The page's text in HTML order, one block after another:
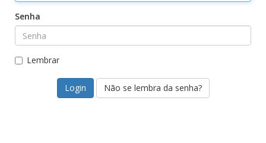
Senha
Lembrar
Não se lembra da senha?